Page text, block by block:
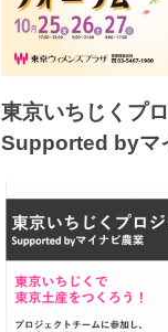
東京いちじくプ
Supported byマ